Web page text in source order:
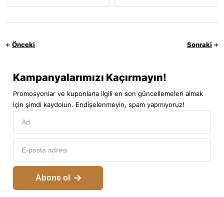
Önceki Sonraki
Kampanyalarımızı Kaçırmayın!
Promosyonlar ve kuponlarla ilgili en son güncellemeleri almak
için şimdi kaydolun. Endişelenmeyin, spam yapmıyoruz!
Abone ol